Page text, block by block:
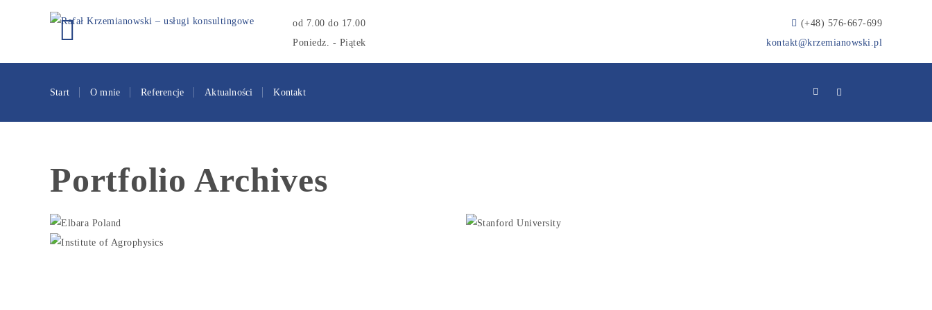
(+48) 576-667-699
kontakt@krzemianowski.pl
od 7.00 do 17.00
Poniedz. - Piątek
Start O mnie Referencje Aktualności Kontakt
Portfolio Archives
Institute of Agrophysics